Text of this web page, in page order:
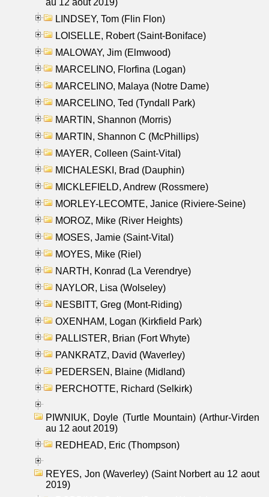
LINDSEY, Tom (Flin Flon)
LOISELLE, Robert (Saint-Boniface)
MALOWAY, Jim (Elmwood)
MARCELINO, Florfina (Logan)
MARCELINO, Malaya (Notre Dame)
MARCELINO, Ted (Tyndall Park)
MARTIN, Shannon (Morris)
MARTIN, Shannon C (McPhillips)
MAYER, Colleen (Saint-Vital)
MICHALESKI, Brad (Dauphin)
MICKLEFIELD, Andrew (Rossmere)
MORLEY-LECOMTE, Janice (Riviere-Seine)
MOROZ, Mike (River Heights)
MOSES, Jamie (Saint-Vital)
MOYES, Mike (Riel)
NARTH, Konrad (La Verendrye)
NAYLOR, Lisa (Wolseley)
NESBITT, Greg (Mont-Riding)
OXENHAM, Logan (Kirkfield Park)
PALLISTER, Brian (Fort Whyte)
PANKRATZ, David (Waverley)
PEDERSEN, Blaine (Midland)
PERCHOTTE, Richard (Selkirk)
PIWNIUK, Doyle (Turtle Mountain) (Arthur-Virden
au 12 aout 2019)
REDHEAD, Eric (Thompson)
REYES, Jon (Waverley) (Saint Norbert au 12 aout
2019)